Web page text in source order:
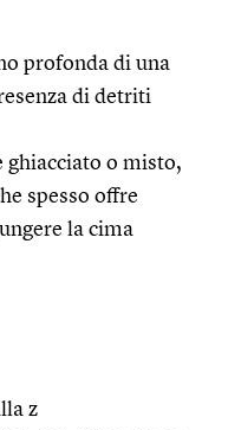
profonda di una
di detriti
ghiacciato o misto,
spesso offre
la cima
z